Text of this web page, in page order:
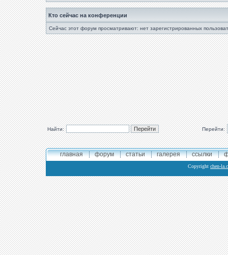
Кто сейчас на конференции
Сейчас этот форум просматривают: нет зарегистрированных
Найти: Перейти:
главная форум статьи галерея ссылки
Copyright chen-